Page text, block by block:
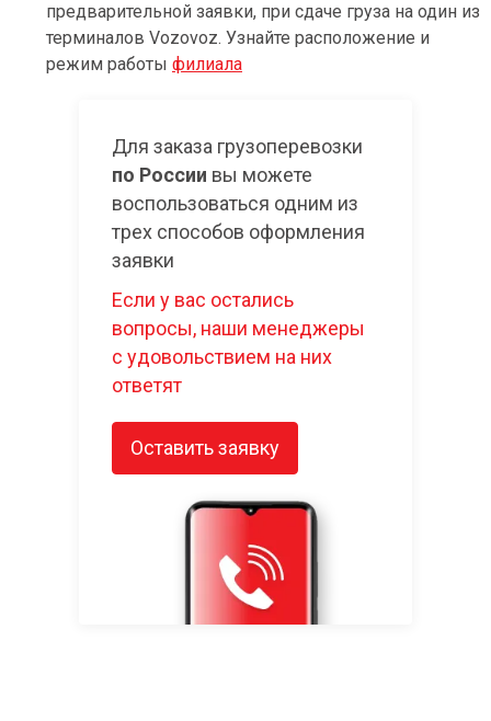
предварительной заявки, при сдаче груза на один из
терминалов Vozovoz. Узнайте расположение и
режим работы филиала
Для заказа грузоперевозки
по России вы можете
воспользоваться одним из
трех способов оформления
заявки
Если у вас остались
вопросы, наши менеджеры
с удовольствием на них
ответят
Оставить заявку